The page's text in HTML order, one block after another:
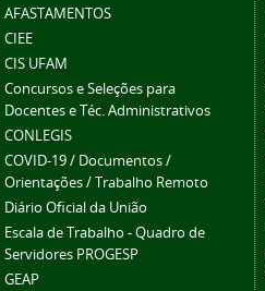
AFASTAMENTOS
CIEE
CIS UFAM
Concursos e Seleções para
Docentes e Téc. Administrativos
CONLEGIS
COVID-19 / Documentos /
Orientações / Trabalho Remoto
Diário Oficial da União
Escala de Trabalho - Quadro de
Servidores PROGESP
GEAP